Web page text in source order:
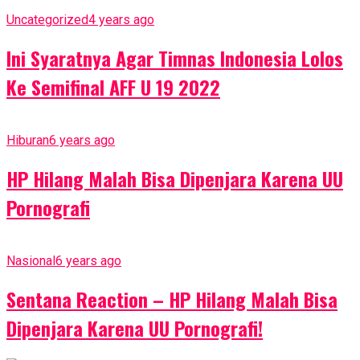
Uncategorized4 years ago
Ini Syaratnya Agar Timnas Indonesia Lolos
Ke Semifinal AFF U 19 2022
Hiburan6 years ago
HP Hilang Malah Bisa Dipenjara Karena UU
Pornografi
Nasional6 years ago
Sentana Reaction – HP Hilang Malah Bisa
Dipenjara Karena UU Pornografi!